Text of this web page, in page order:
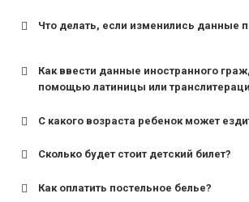
Что делать, если изменились данные
Как ввести данные иностранного
помощью латиницы или
С какого возраста ребенок может
для поездов дальнего следования —
Сколько будет стоит детский билет?
Как оплатить постельное белье?